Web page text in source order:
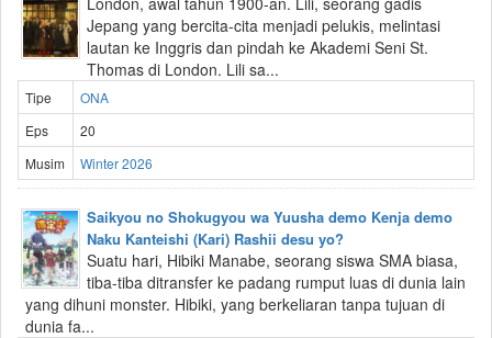
Jepang yang bercita-cita menjadi pelukis, melintasi
lautan ke Inggris dan pindah ke Akademi Seni St.
Thomas di London. Lili sa...
Tipe
ONA
Eps
20
Musim
Winter 2026
Saikyou no Shokugyou wa Yuusha demo Kenja demo
Naku Kanteishi (Kari) Rashii desu yo?
Suatu hari, Hibiki Manabe, seorang siswa SMA biasa,
tiba-tiba ditransfer ke padang rumput luas di dunia lain
yang dihuni monster. Hibiki, yang berkeliaran tanpa tujuan di
dunia fa...